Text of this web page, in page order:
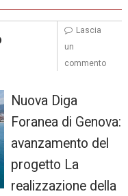
Nuova Diga
Foranea di Genova:
avanzamento del
progetto La
realizzazione della
Lascia
un
commento